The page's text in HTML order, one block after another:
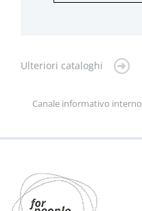
Ulteriori cataloghi
Canale informativo interno